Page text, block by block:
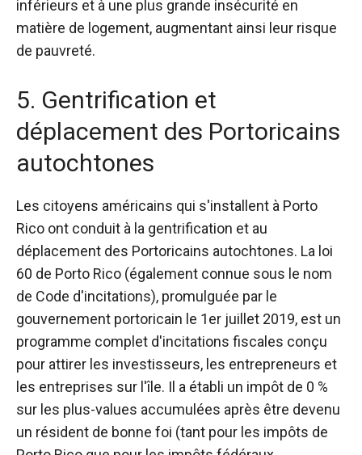
inférieurs et à une plus grande insécurité en
matière de logement, augmentant ainsi leur risque
de pauvreté.
5. Gentrification et
déplacement des Portoricains
autochtones
Les citoyens américains qui s'installent à Porto
Rico ont conduit à la gentrification et au
déplacement des Portoricains autochtones. La loi
60 de Porto Rico (également connue sous le nom
de Code d'incitations), promulguée par le
gouvernement portoricain le 1er juillet 2019, est un
programme complet d'incitations fiscales conçu
pour attirer les investisseurs, les entrepreneurs et
les entreprises sur l'île. Il a établi un impôt de 0 %
sur les plus-values ​​accumulées après être devenu
un résident de bonne foi (tant pour les impôts de